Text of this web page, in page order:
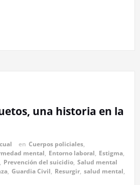
una historia en la
en Cuerpos policiales,
mental, Entorno laboral, Estigma,
Prevención del suicidio, Salud mental
, Guardia Civil, Resurgir, salud mental,